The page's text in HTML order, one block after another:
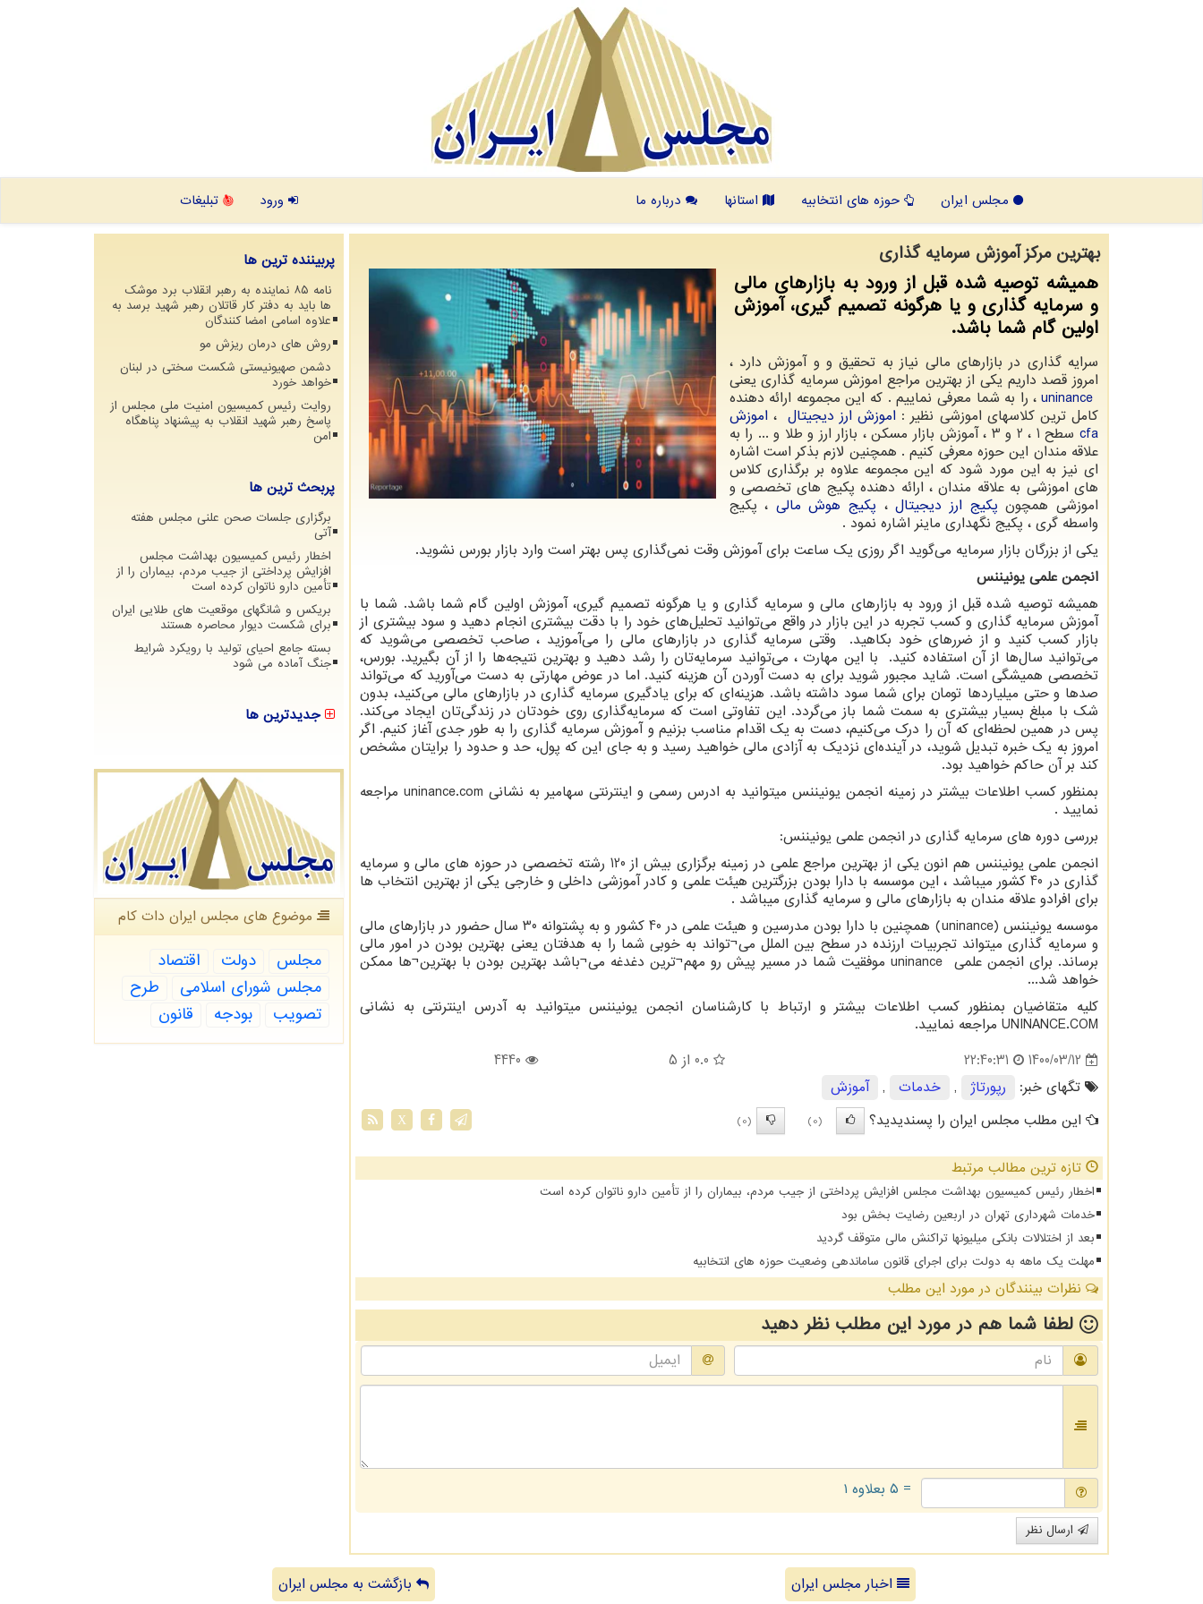
مجلس ایران حوزه های انتخابیه استانها درباره ما ورود تبلیغات
بهترین مركز آموزش سرمایه گذاری
همیشه توصیه شده قبل از ورود به بازارهای مالی
و سرمایه گذاری و یا هرگونه تصمیم گیری، آموزش
اولین گام شما باشد.
سرایه گذاری در بازارهای مالی نیاز به تحقیق و و آموزش دارد ،
امروز قصد داریم یکی از بهترین مراجع اموزش سرمایه گذاری یعنی
uninance، را به شما معرفی نماییم . که این مجموعه ارائه دهنده
کامل ترین کلاسهای اموزشی نظیر : اموزش ارز دیجیتال ، اموزش
cfa
سطح 1 ، 2 و 3 ، آموزش بازار مسکن ، بازار ارز و طلا و ... را به
علاقه مندان این حوزه معرفی کنیم . همچنین لازم بذکر است اشاره
ای نیز به این مورد شود که این مجموعه علاوه بر برگذاری کلاس
های اموزشی به علاقه مندان ، ارائه دهنده پکیج های تخصصی و
اموزشی همچون پکیج ارز دیجیتال، پکیج هوش مالی ، پکیج
واسطه گری ، پکیج نگهداری ماینر اشاره نمود .
یکی از بزرگان بازار سرمایه می‌گوید اگر روزی یک ساعت برای آموزش وقت نمی‌گذاری پس بهتر است وارد بازار بورس نشوید.
انجمن علمی یونیننس
همیشه توصیه شده قبل از ورود به بازارهای مالی و سرمایه گذاری و یا هرگونه تصمیم گیری، آموزش اولین گام شما باشد. شما با
آموزش سرمایه گذاری و کسب تجربه در این بازار در واقع می‌توانید تحلیل‌های خود را با دقت بیشتری انجام دهید و سود بیشتری از
بازار کسب کنید و از ضررهای خود بکاهید. وقتی سرمایه گذاری در بازارهای مالی را می‌آموزید ، صاحب تخصصی می‌شوید که
می‌توانید سال‌ها از آن استفاده کنید. با این مهارت ، می‌توانید سرمایه‌تان را رشد دهید و بهترین نتیجه‌ها را از آن بگیرید. بورس،
تخصصی همیشگی است. شاید مجبور شوید برای به دست آوردن آن هزینه کنید. اما در عوض مهارتی به دست می‌آورید که می‌تواند
صدها و حتی میلیاردها تومان برای شما سود داشته باشد. هزینه‌ای که برای یادگیری سرمایه‌ گذاری در بازارهای مالی می‌کنید، بدون
شک با مبلغ بسیار بیشتری به سمت شما باز می‌گردد. این تفاوتی است که سرمایه‌گذاری روی خودتان در زندگی‌تان ایجاد می‌کند.
پس در همین لحظه‌ای که آن را درک می‌کنیم، دست به یک اقدام مناسب بزنیم و آموزش سرمایه گذاری را به طور جدی آغاز کنیم. اگر
امروز به یک خبره تبدیل شوید، در آینده‌ای نزدیک به آزادی مالی خواهید رسید و به جای این که پول، حد و حدود را برایتان مشخص
کند بر آن حاکم خواهید بود.
بمنظور کسب اطلاعات بیشتر در زمینه انجمن یونیننس میتوانید به ادرس رسمی و اینترنتی سهامیر به نشانی uninance.com مراجعه
نمایید .
بررسی دوره های سرمایه گذاری در انجمن علمی یونیننس:
انجمن علمی یونیننس هم انون یکی از بهترین مراجع علمی در زمینه برگزاری بیش از 120 رشته تخصصی در حوزه های مالی و سرمایه
گذاری در 40 کشور میباشد ، این موسسه با دارا بودن بزرگترین هیئت علمی و کادر آموزشی داخلی و خارجی یکی از بهترین انتخاب ها
برای افرادو علاقه مندان به بازارهای مالی و سرمایه گذاری میباشد .
موسسه یونیننس (uninance
) همچنین با دارا بودن مدرسین و هیئت علمی در 40 کشور و به پشتوانه 30 سال حضور در بازارهای مالی
و سرمایه گذاری میتواند تجربیات ارزنده در سطح بین الملل می¬تواند به خوبی شما را به هدفتان یعنی بهترین بودن در امور مالی
برساند. برای انجمن علمی uninanceموفقیت شما در مسیر پیش رو مهم¬ترین دغدغه می¬باشد بهترین بودن با بهترین¬ها ممکن
خواهد شد...
کلیه متقاضیان بمنظور کسب اطلاعات بیشتر و ارتباط با کارشناسان انجمن یونیننس میتوانید به آدرس اینترنتی به نشانی
UNINANCE.COM مراجعه نمایید.
1400/03/12
22:40:31
0.0 از 5
4440
تگهای خبر:
رپورتاژ , خدمات ,
آموزش
این مطلب مجلس ایران را پسندیدید؟
(0)
(0)
X
تازه ترین مطالب مرتبط
اخطار رئیس کمیسیون بهداشت مجلس افزایش پرداختی از جیب مردم، بیماران را از تأمین دارو ناتوان کرده است
خدمات شهرداری تهران در اربعین رضایت بخش بود
بعد از اختلالات بانکی میلیونها تراکنش مالی متوقف گردید
مهلت یک ماهه به دولت برای اجرای قانون ساماندهی وضعیت حوزه های انتخابیه
نظرات بینندگان در مورد این مطلب
لطفا شما هم در مورد این مطلب نظر دهید
= ۵ بعلاوه ۱
ارسال نظر
پربیننده ترین ها
نامه ۸۵ نماینده به رهبر انقلاب برد موشک
ها باید به دفتر کار قاتلان رهبر شهید برسد به
علاوه اسامی امضا کنندگان
روش های درمان ریزش مو
دشمن صهیونیستی شکست سختی در لبنان
خواهد خورد
روایت رئیس کمیسیون امنیت ملی مجلس از
پاسخ رهبر شهید انقلاب به پیشنهاد پناهگاه
امن
پربحث ترین ها
برگزاری جلسات صحن علنی مجلس هفته
آتی
اخطار رئیس کمیسیون بهداشت مجلس
افزایش پرداختی از جیب مردم، بیماران را از
تأمین دارو ناتوان کرده است
بریکس و شانگهای موقعیت های طلایی ایران
برای شکست دیوار محاصره هستند
بسته جامع احیای تولید با رویکرد شرایط
جنگ آماده می شود
جدیدترین ها
موضوع های مجلس ایران دات كام
مجلس دولت
اقتصاد
مجلس شورای اسلامی
طرح
تصویب
بودجه قانون
اخبار مجلس ایران بازگشت به مجلس ایران